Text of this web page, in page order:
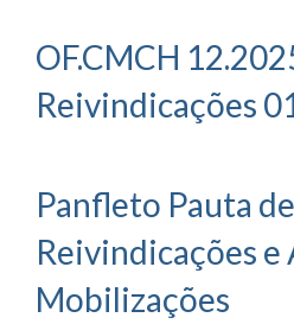
OF.CMCH
Reivindicações
Panfleto Pauta de
Reivindicações e
Mobilizações